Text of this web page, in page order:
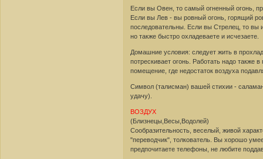
Если вы Овен, то самый огненный огонь,
Если вы Лев - вы ровный огонь, горящий
последовательны. Если вы Стрелец, то вы
но также быстро охладеваете и исчезаете.
Домашние условия: следует жить в
потрескивает огонь. Работать надо
помещение, где недостаток воздуха
Символ (талисман) вашей стихии -
удачу).
ВОЗДУХ
(Близнецы,Весы,Водолей)
Сообразительность, веселый, живой
"переводчик", толкователь. Вы хорошо
предпочитаете телефоны, не любите